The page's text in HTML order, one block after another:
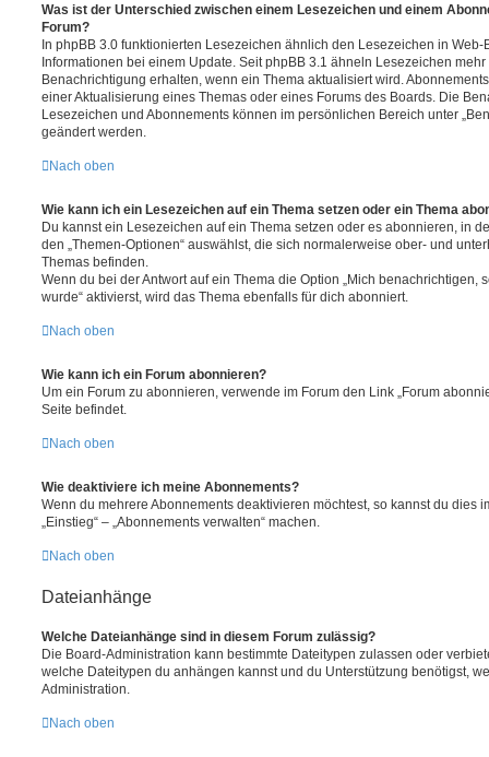
Was ist der Unterschied zwischen einem Lesezeichen und einem
Forum?
In phpBB 3.0 funktionierten Lesezeichen ähnlich den Lesezeichen in
Informationen bei einem Update. Seit phpBB 3.1 ähneln Lesezeichen
Benachrichtigung erhalten, wenn ein Thema aktualisiert wird.
einer Aktualisierung eines Themas oder eines Forums des Boards. Die
Lesezeichen und Abonnements können im persönlichen Bereich unter
geändert werden.
Nach oben
Wie kann ich ein Lesezeichen auf ein Thema setzen oder ein Thema
Du kannst ein Lesezeichen auf ein Thema setzen oder es abonnieren, in
den „Themen-Optionen“ auswählst, die sich normalerweise ober- und
Themas befinden.
Wenn du bei der Antwort auf ein Thema die Option „Mich benachrichtigen,
wurde“ aktivierst, wird das Thema ebenfalls für dich abonniert.
Nach oben
Wie kann ich ein Forum abonnieren?
Um ein Forum zu abonnieren, verwende im Forum den Link „Forum
Seite befindet.
Nach oben
Wie deaktiviere ich meine Abonnements?
Wenn du mehrere Abonnements deaktivieren möchtest, so kannst du dies
„Einstieg“ – „Abonnements verwalten“ machen.
Nach oben
Dateianhänge
Welche Dateianhänge sind in diesem Forum zulässig?
Die Board-Administration kann bestimmte Dateitypen zulassen oder
welche Dateitypen du anhängen kannst und du Unterstützung benötigst,
Administration.
Nach oben